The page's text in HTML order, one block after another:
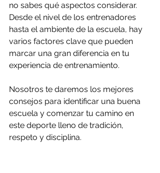
no sabes qué aspectos considerar.
Desde el nivel de los entrenadores
hasta el ambiente de la escuela, hay
varios factores clave que pueden
marcar una gran diferencia en tu
experiencia de entrenamiento.
Nosotros te daremos los mejores
consejos para identificar una buena
escuela y comenzar tu camino en
este deporte lleno de tradición,
respeto y disciplina.